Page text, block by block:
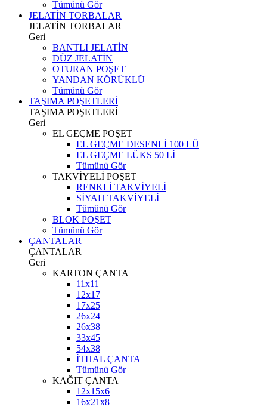
Tümünü Gör
JELATİN TORBALAR
JELATİN TORBALAR
Geri
BANTLI JELATİN
DÜZ JELATİN
OTURAN POŞET
YANDAN KÖRÜKLÜ
Tümünü Gör
TAŞIMA POŞETLERİ
TAŞIMA POŞETLERİ
Geri
EL GEÇME POŞET
EL GEÇME DESENLİ 100 LÜ
EL GEÇME LÜKS 50 Lİ
Tümünü Gör
TAKVİYELİ POŞET
RENKLİ TAKVİYELİ
SİYAH TAKVİYELİ
Tümünü Gör
BLOK POŞET
Tümünü Gör
ÇANTALAR
ÇANTALAR
Geri
KARTON ÇANTA
11x11
12x17
17x25
26x24
26x38
33x45
54x38
İTHAL ÇANTA
Tümünü Gör
KAĞIT ÇANTA
12x15x6
16x21x8